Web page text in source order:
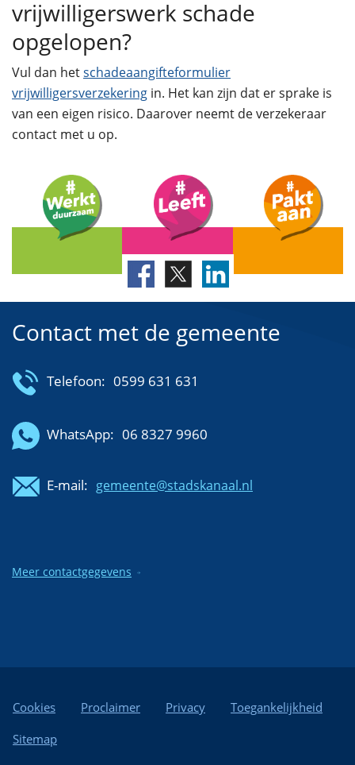
vrijwilligerswerk schade
opgelopen?
Vul dan hetschadeaangifteformulier
vrijwilligersverzekering in. Het kan zijn dat er sprake is
van een eigen risico. Daarover neemt de verzekeraar
contact met u op.
Contact met de gemeente
Telefoon: 0599 631 631
WhatsApp: 06 8327 9960
E-mail: gemeente@stadskanaal.nl
Meer contactgegevens
Cookies Proclaimer Privacy
Toegankelijkheid
Sitemap